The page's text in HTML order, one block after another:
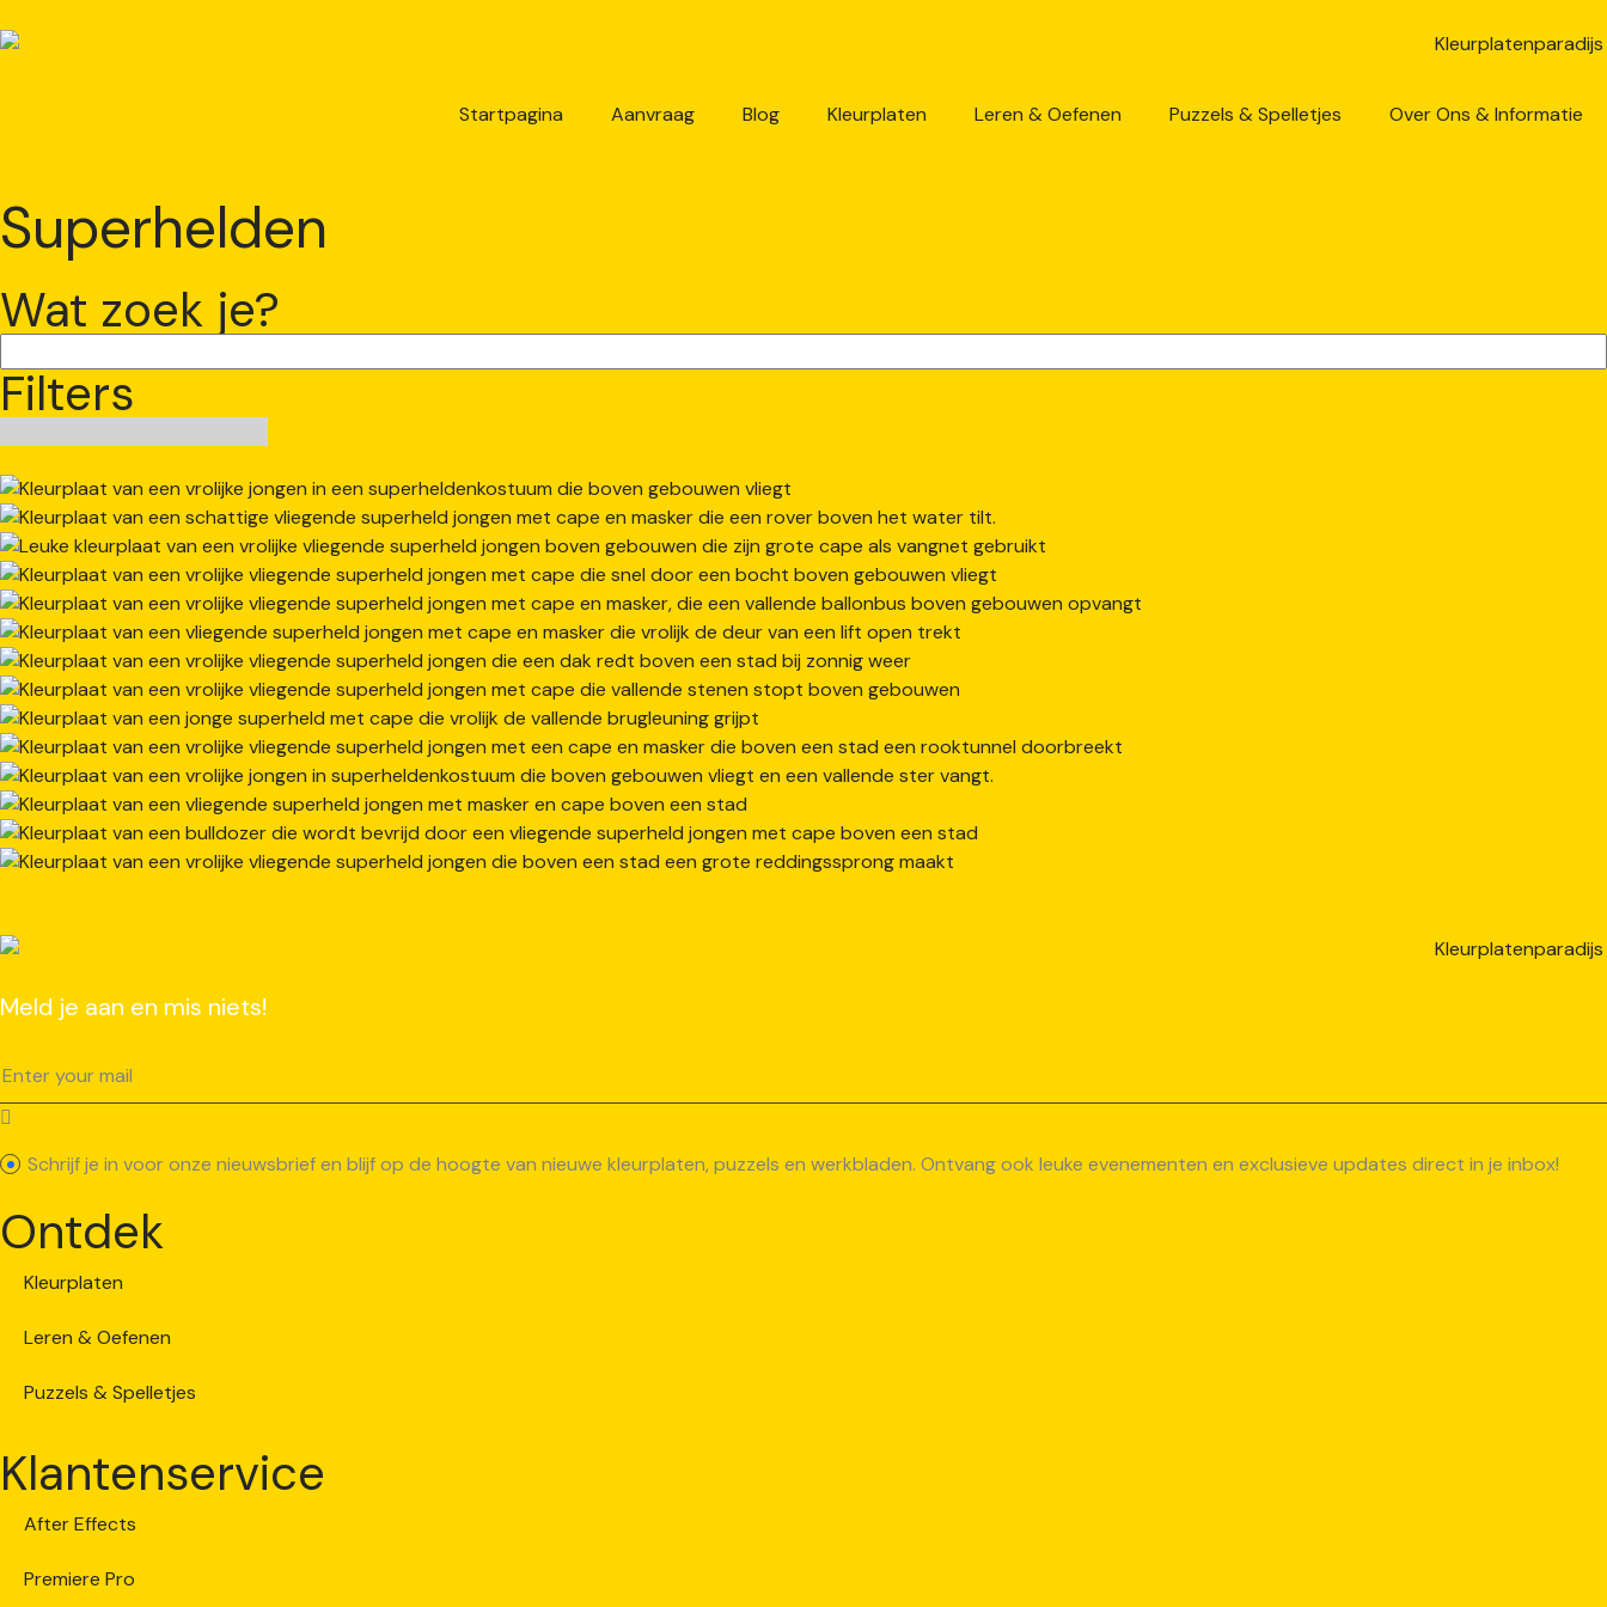
Startpagina Aanvraag Blog Kleurplaten Leren & Oefenen Puzzels & Spelletjes Over Ons & Informatie
Superhelden
Wat zoek je?
Filters
Meld je aan en mis niets!
Schrijf je in voor onze nieuwsbrief en blijf op de hoogte van nieuwe kleurplaten, puzzels en werkbladen. Ontvang ook leuke evenementen en exclusieve updates direct in je inbox!
Ontdek
Kleurplaten
Leren & Oefenen
Puzzels & Spelletjes
Klantenservice
After Effects
Premiere Pro